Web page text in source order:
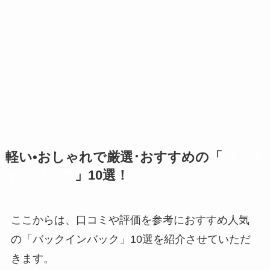
軽い•おしゃれで厳選･おすすめの「
」10選！
ここからは、口コミや評価を参考におすすめ人気
の「バックインバック」10選を紹介させていただ
きます。